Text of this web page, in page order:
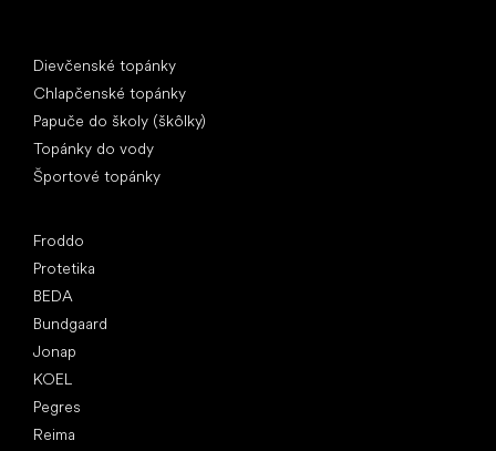
Dievčenské topánky
Chlapčenské topánky
Papuče do školy (škôlky)
Topánky do vody
Športové topánky
Froddo
Protetika
BEDA
Bundgaard
Jonap
KOEL
Pegres
Reima